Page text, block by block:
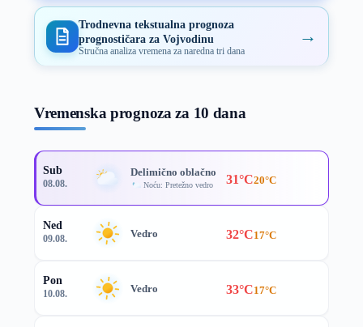
Trodnevna tekstualna prognoza
prognostičara za Vojvodinu
Stručna analiza vremena za naredna tri dana
→
Vremenska prognoza za 10 dana
Sub
08.08.
Delimično oblačno
Noću: Pretežno vedro 31°C20°C
Ned
09.08. Vedro 32°C17°C
Pon
10.08. Vedro 33°C17°C